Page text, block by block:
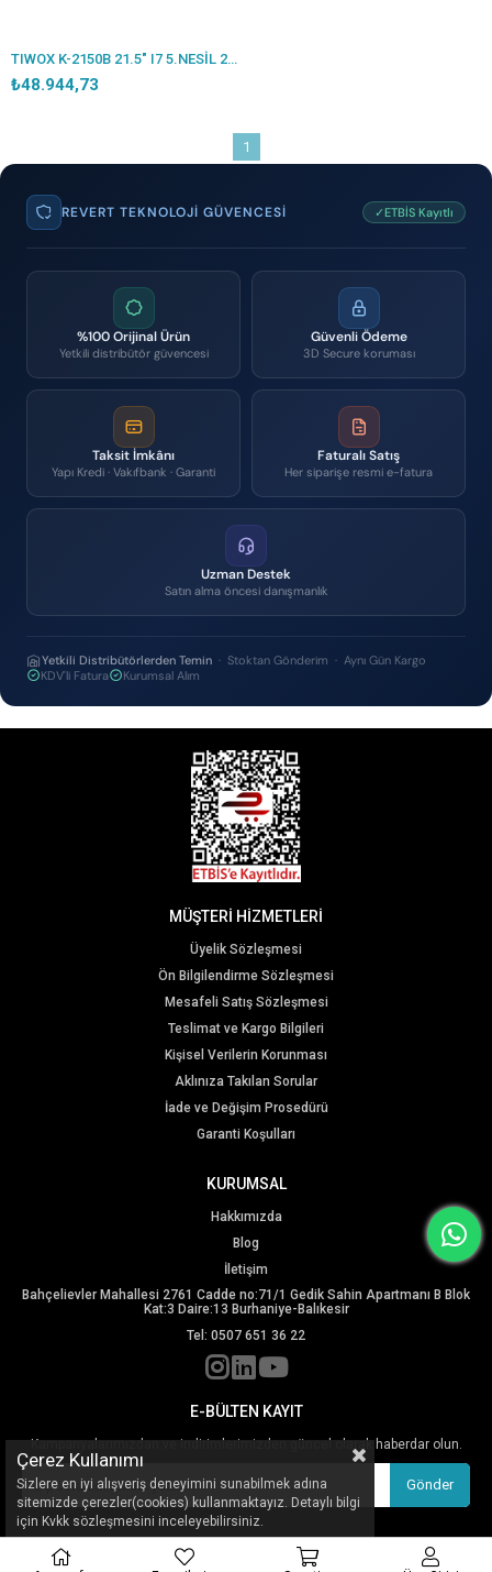
TIWOX K-2150B 21.5" I7 5.NESİL 256GB SSD 16GB RAM WIFI 80MM FİŞ YAZICI 2D OKUYUCU FHD DOKUNMATİK KIOSK AYAKLI SİYAH
₺48.944,73
1
REVERT TEKNOLOJI GÜVENCESI ✓ETBİS Kayıtlı
%100 Orijinal Ürün
Yetkili distribütör güvencesi
Güvenli Ödeme
3D Secure koruması
Taksit İmkânı
Yapı Kredi · Vakıfbank · Garanti
Faturalı Satış
Her siparişe resmi e-fatura
Uzman Destek
Satın alma öncesi danışmanlık
Yetkili Distribütörlerden Temin · Stoktan Gönderim · Aynı Gün Kargo
KDV'li Fatura
Kurumsal Alım
MÜŞTERİ HİZMETLERİ
Üyelik Sözleşmesi
Ön Bilgilendirme Sözleşmesi
Mesafeli Satış Sözleşmesi
Teslimat ve Kargo Bilgileri
Kişisel Verilerin Korunması
Aklınıza Takılan Sorular
İade ve Değişim Prosedürü
Garanti Koşulları
KURUMSAL
Hakkımızda
Blog
İletişim
Bahçelievler Mahallesi 2761 Cadde no:71/1 Gedik Sahin Apartmanı B Blok
Kat:3 Daire:13 Burhaniye-Balıkesir
Tel: 0507 651 36 22
E-BÜLTEN KAYIT
Kampanyalarımızdan ve indirimlerimizden güncel olarak haberdar olun.
Gönder
Çerez Kullanımı
Sizlere en iyi alışveriş deneyimini sunabilmek adına
sitemizde çerezler(cookies) kullanmaktayız. Detaylı bilgi
için Kvkk sözleşmesini inceleyebilirsiniz.